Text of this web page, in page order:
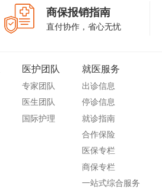
篇。参编书籍4部。
3、作为标准起草专家，参
接种机构服务要求》及北
京市疾病预防控制中心发
起的《成人预防接种门诊
建设规范》。
中国健康促进与教育协会
医防融合分会委员；
商保报销指南
直付协作，省心无忧
医护团队
专家团队
医生团队
国际护理
就医服务
出诊信息
停诊信息
就诊指南
合作保险
医保专栏
商保专栏
一站式综合服务